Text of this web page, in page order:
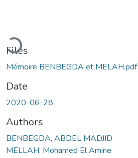
Loading...
Files
Mémoire BENBEGDA et MELAH.pdf
Date
2020-06-28
Authors
BENBEGDA, ABDEL MADJID
MELLAH, Mohamed El Amine